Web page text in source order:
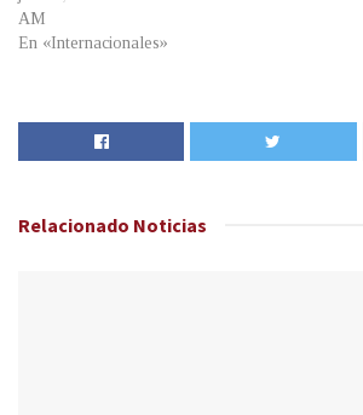
AM
En «Internacionales»
Relacionado Noticias